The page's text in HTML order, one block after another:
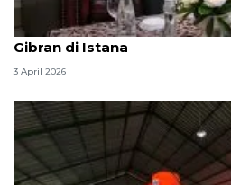
Seskab Teddy silaturahmi
Gibran di Istana
3 April 2026